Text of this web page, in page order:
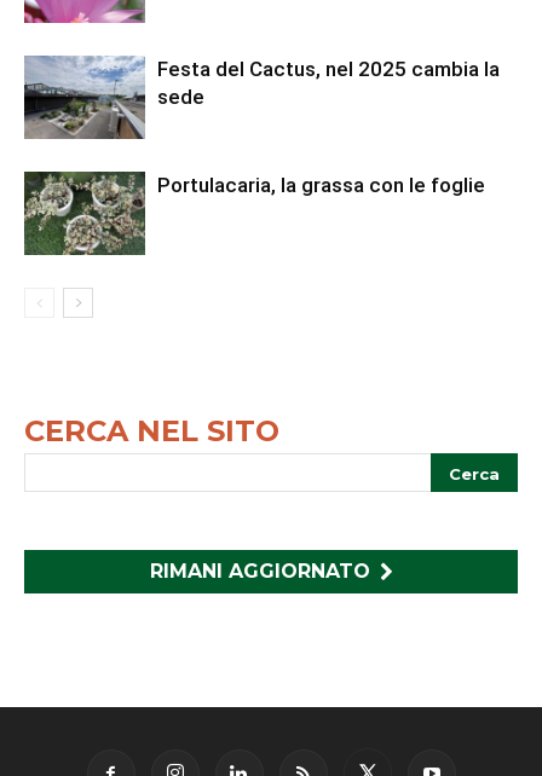
Festa del Cactus, nel 2025 cambia la
sede
Portulacaria, la grassa con le foglie
CERCA NEL SITO
RIMANI AGGIORNATO